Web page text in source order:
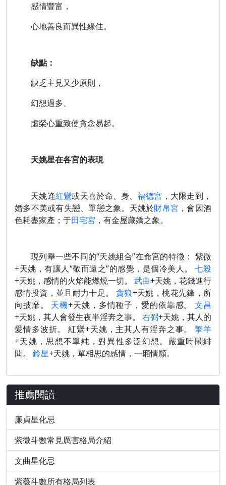
感情豐富，
心地善良而異性緣佳。
缺點：
缺乏主見又少原則，
幻想過多、
虛榮心重致使貪念易起。
天姚星在各宮的表現
天姚逢紅鸞或天喜於命、身、 福德宮 ，大限走到，
婚多不美或有失戀、單戀之象。天姚於財帛宮 ，會因酒
色耗盡家產；于田宅宮 ，有金屋藏嬌之象。
現列舉一些不同的“天姚組合”在命宮的特徵： 紫微
+天姚，有讓人“敬而遠之”的感覺，是個冷美人。七殺
+天姚，感情的火焰能燃燒一切。 武曲+天姚，花錢進行
感情投資，並且耐力十足。 貪狼+天姚，桃花先鋒，所
向披靡。 天機+天姚，多情種子，愛的依靠感。文昌
+天姚，其人會發生夜半淫奔之事。 右弼+天姚，其人的
愛情多波折。 紅鸞+天姚，主其人有淫奔之事。擎羊
+天姚，思想不單純，對異性多泛幻想。嚴重時鬧緋
聞。 鈴星+天姚，單相思的感情，一廂情願。
推薦閱讀
廉貞星化忌
紫微斗數常見厲害格局介紹
文曲星化忌
紫薇斗數所有格局列表